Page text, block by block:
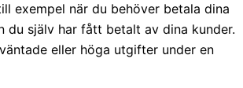
exempel när du behöver betala dina
du själv har fått betalt av dina kunder.
eller höga utgifter under en